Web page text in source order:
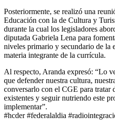
Posteriormente, se realizó una
Educación con la de Cultura y
durante la cual los legisladores
diputada Gabriela Lena para
niveles primario y secundario de la
materia integrante de la currícula.
Al respecto, Aranda expresó: “Lo
que defender nuestra cultura,
conversarlo con el CGE para tratar
existentes y seguir nutriendo este
implementar”.
#hcder #federalaldia